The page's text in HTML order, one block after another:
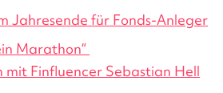
Jahresende für Fonds-Anleger
Marathon“
mit Finfluencer Sebastian Hell